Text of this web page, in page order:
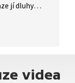
jí dluhy
videa